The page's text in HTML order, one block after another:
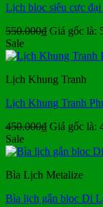
Lịch bloc siêu cực
550.000₫ Giá gốc là:
Sale
Lịch Khung Tranh
Lịch Khung Tranh
450.000₫ Giá gốc là:
Sale
Bìa Lịch Metalize
Bìa lịch gắn bloc Di